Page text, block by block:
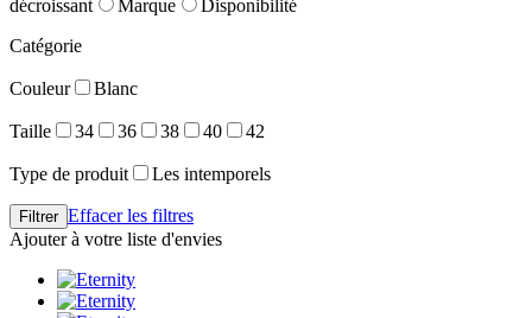
décroissant Marque
Disponibilité
Catégorie
Couleur Blanc
Taille 34 36 38 40 42
Type de produit Les intemporels
Effacer les filtres
Ajouter à votre liste d'envies